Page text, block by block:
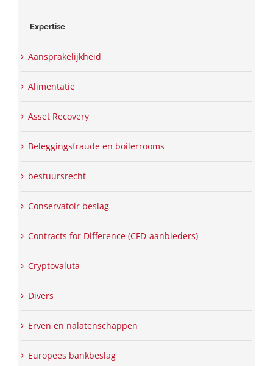
Expertise
Aansprakelijkheid
Alimentatie
Asset Recovery
Beleggingsfraude en boilerrooms
bestuursrecht
Conservatoir beslag
Contracts for Difference (CFD-aanbieders)
Cryptovaluta
Divers
Erven en nalatenschappen
Europees bankbeslag